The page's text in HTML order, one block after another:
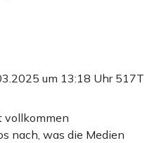
um 13:18 Uhr 517T
vollkommen
nach, was die Medien